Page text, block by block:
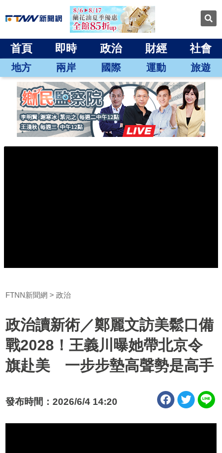
首頁 即時 政治 財經 社會
地方 兩岸 國際 運動 旅遊
FTNN新聞網 政治
政治讀新術／鄭麗文訪美鬆口備
戰2028！王義川曝她帶北京令
旗赴美 一步步墊高聲勢是高手
發布時間：2026/6/4 14:20